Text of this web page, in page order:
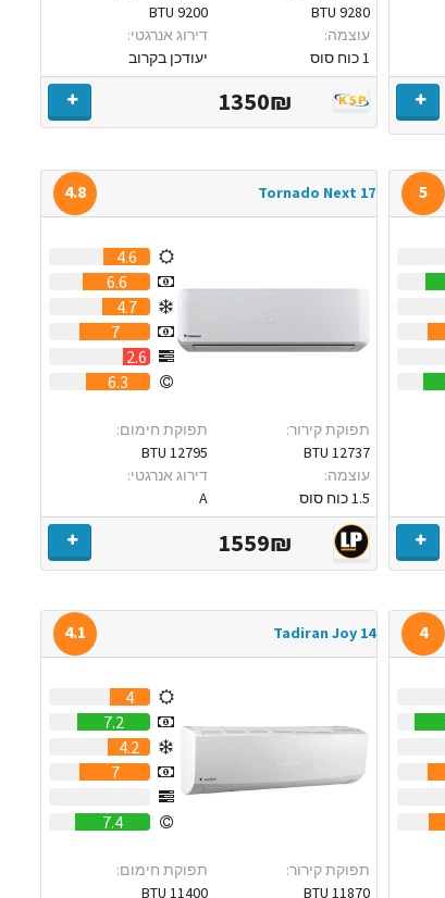
9280 BTU
עוצמה:
1 כוח סוס
9200 BTU
דירוג אנרגטי:
יעודכן בקרוב
1350₪
5
Tornado Next 17
4.8
4.6
6.6
4.7
7
2.6
6.3
תפוקת קירור:
12737 BTU
עוצמה:
1.5 כוח סוס
תפוקת חימום:
12795 BTU
דירוג אנרגטי:
A
1559₪
4
Tadiran Joy 14
4.1
4
7.2
4.2
7
7.4
תפוקת קירור:
11870 BTU
תפוקת חימום:
11400 BTU